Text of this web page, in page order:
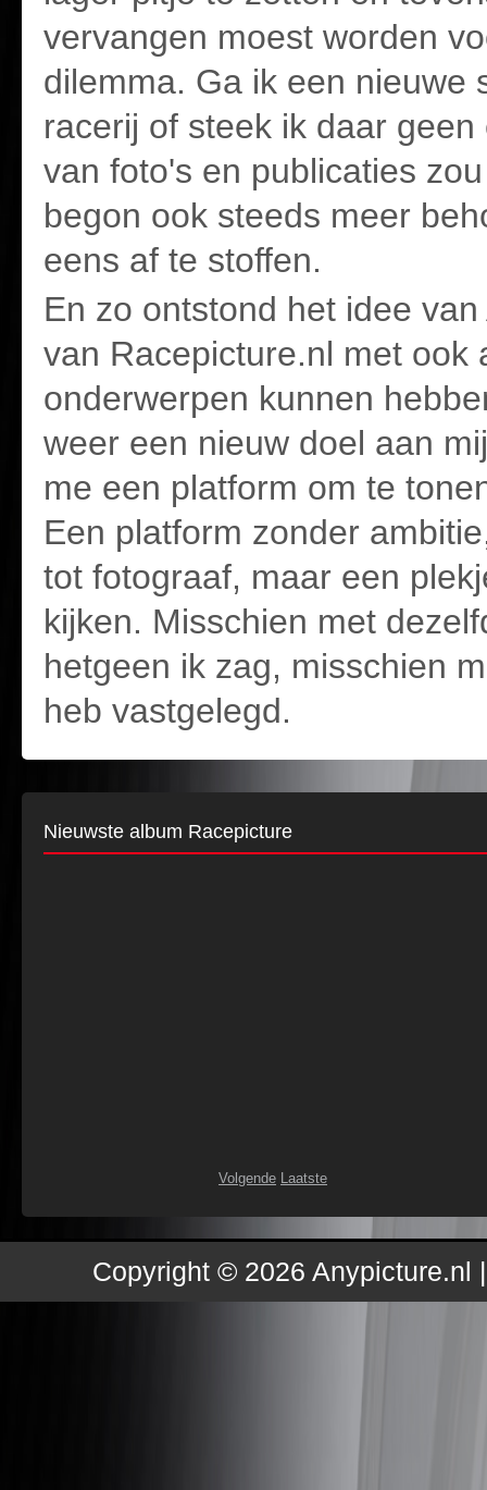
vervangen moest worden
dilemma. Ga ik een nieuwe
racerij of steek ik daar
van foto's en publicaties
begon ook steeds meer
eens af te stoffen.
En zo ontstond het idee
van Racepicture.nl met ook
onderwerpen kunnen
weer een nieuw doel aan
me een platform om te
Een platform zonder
tot fotograaf, maar een
kijken. Misschien met
hetgeen ik zag, misschien
heb vastgelegd.
Nieuwste album Racepicture
Volgende Laatste
Copyright © 2026 Anypicture.nl